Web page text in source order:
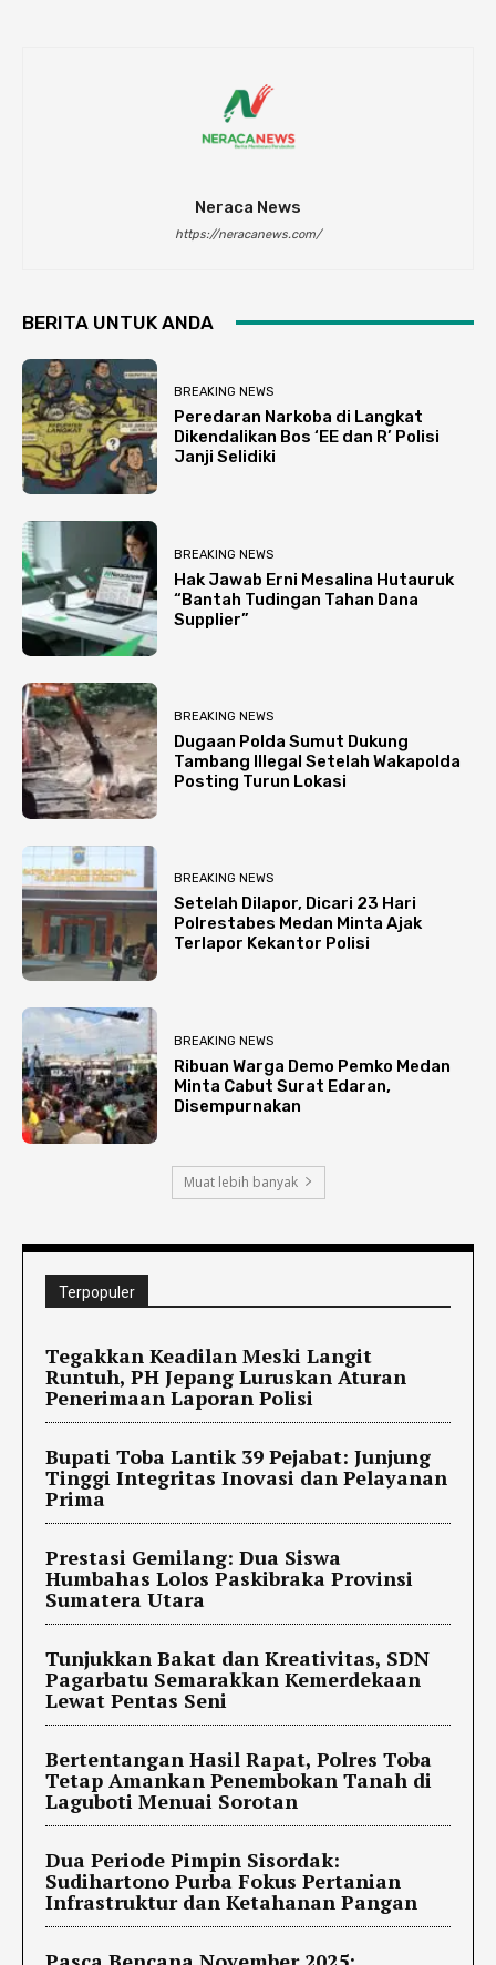
Neraca News
https://neracanews.com/
BERITA UNTUK ANDA
BREAKING NEWS
Peredaran Narkoba di Langkat
Dikendalikan Bos ‘EE dan R’ Polisi
Janji Selidiki
BREAKING NEWS
Hak Jawab Erni Mesalina Hutauruk
“Bantah Tudingan Tahan Dana
Supplier”
BREAKING NEWS
Dugaan Polda Sumut Dukung
Tambang Illegal Setelah Wakapolda
Posting Turun Lokasi
BREAKING NEWS
Setelah Dilapor, Dicari 23 Hari
Polrestabes Medan Minta Ajak
Terlapor Kekantor Polisi
BREAKING NEWS
Ribuan Warga Demo Pemko Medan
Minta Cabut Surat Edaran,
Disempurnakan
Muat lebih banyak
Terpopuler
Tegakkan Keadilan Meski Langit
Runtuh, PH Jepang Luruskan Aturan
Penerimaan Laporan Polisi
Bupati Toba Lantik 39 Pejabat: Junjung
Tinggi Integritas Inovasi dan Pelayanan
Prima
Prestasi Gemilang: Dua Siswa
Humbahas Lolos Paskibraka Provinsi
Sumatera Utara
Tunjukkan Bakat dan Kreativitas, SDN
Pagarbatu Semarakkan Kemerdekaan
Lewat Pentas Seni
Bertentangan Hasil Rapat, Polres Toba
Tetap Amankan Penembokan Tanah di
Laguboti Menuai Sorotan
Dua Periode Pimpin Sisordak:
Sudihartono Purba Fokus Pertanian
Infrastruktur dan Ketahanan Pangan